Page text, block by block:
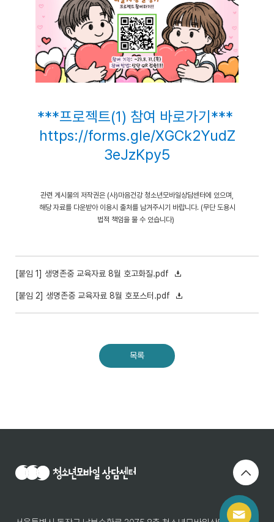
***프로젝트(1) 참여 바로가기 ***
https://forms.gle/XGCk2YudZ
3eJzKpy5
관련 게시물의 저작권은 (사)마음건강 청소년모바일상담센터에 있으며,
해당 자료를 다운받아 이용시 출처를 남겨주시기 바랍니다. (무단 도용시
법적 책임을 물 수 있습니다)
[붙임 1] 생명존중 교육자료 8월 호고화질.pdf
[붙임 2] 생명존중 교육자료 8월 호포스터.pdf
목록